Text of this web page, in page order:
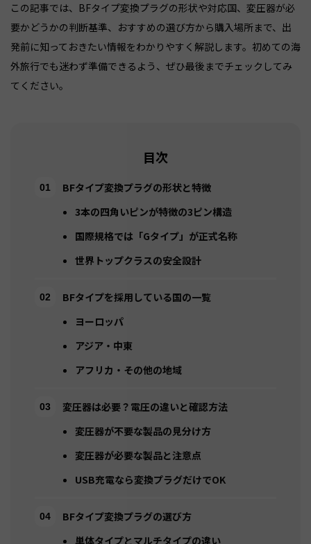
この記事では、BFタイプ変換プラグの形状や対応国、変圧器が必
要かどうかの判断基準、おすすめの選び方から購入場所まで、出
発前に知っておきたい情報をわかりやすく解説します。初めての海
外旅行でも迷わず準備できるよう、ぜひ最後までチェックしてみ
てください。
目次
BFタイプ変換プラグの形状と特徴
3本の四角いピンが特徴の3ピン構造
国際規格では「Gタイプ」が正式名称
世界トップクラスの安全設計
BFタイプを採用している国の一覧
ヨーロッパ
アジア・中東
アフリカ・その他の地域
変圧器は必要？電圧の違いと確認方法
変圧器が不要な製品の見分け方
変圧器が必要な製品と注意点
USB充電なら変換プラグだけでOK
BFタイプ変換プラグの選び方
単体タイプとマルチタイプの違い